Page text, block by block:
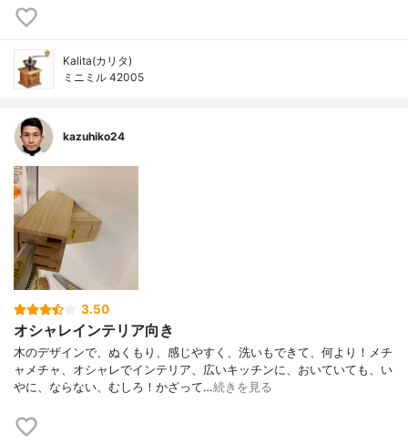
Kalita(カリタ)
ミニミル 42005
kazuhiko24
3.50
オシャレインテリア向き
木のデザインで、ぬくもり、感じやすく、洗いもできて、何より！メチ
ャメチャ、オシャレでインテリア、広いキッチンに、おいていても、い
やに、ならない、むしろ！かざって…続きを見る